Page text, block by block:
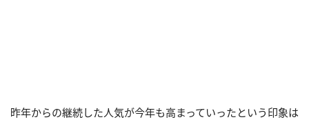
昨年からの継続した人気が今年も高まっていったという印象は